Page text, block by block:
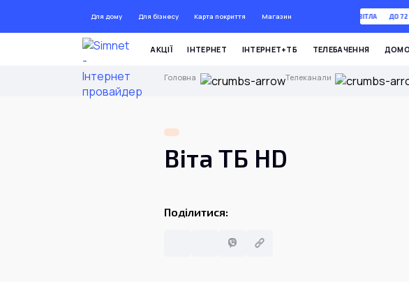
Для дому Для бізнесу Карта покриття Магазин ДО 72 ГОДИН БЕЗ СВІТЛА ДО 72
АКЦІЇ ІНТЕРНЕТ ІНТЕРНЕТ+ТБ ТЕЛЕБАЧЕННЯ
Головна Телеканали
Віта ТБ HD
Поділитися: